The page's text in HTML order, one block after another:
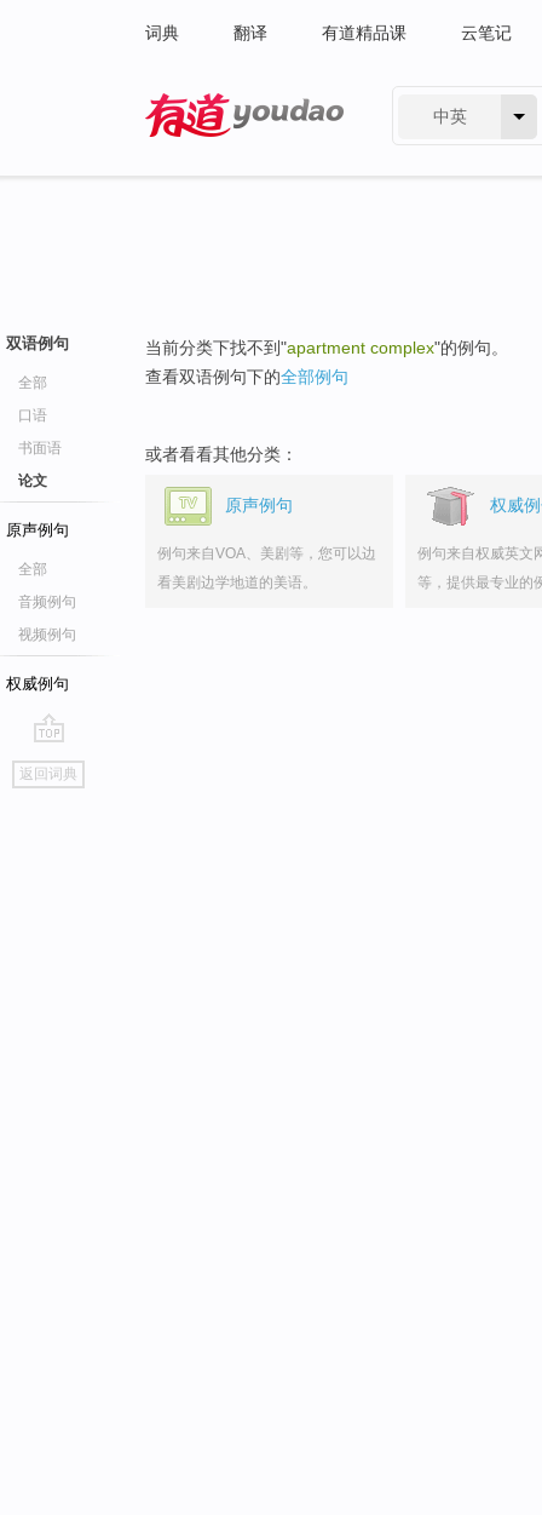
词典 翻译 有道精品课 云笔记
中英
双语例句
全部
口语
书面语
论文
原声例句
全部
音频例句
视频例句
权威例句
go
top
返回词典
当前分类下找不到"apartment complex"的例句。
查看双语例句下的全部例句
或者看看其他分类：
原声例句
例句来自VOA、美剧等，您可以边
看美剧边学地道的美语。
权威
例句来自权威英文
等，提供最专业的